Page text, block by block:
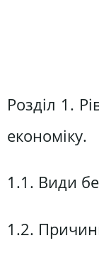
Розділ 1.
економіку.
1.1. Види
1.2.